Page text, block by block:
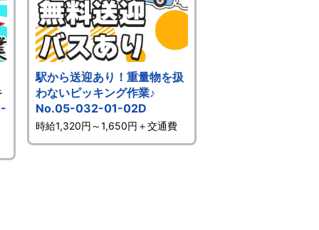
駅から送迎あり！重量物を扱
わないピッキング作業♪
No.05-032-01-02D
時給1,320円～1,650円＋交通費